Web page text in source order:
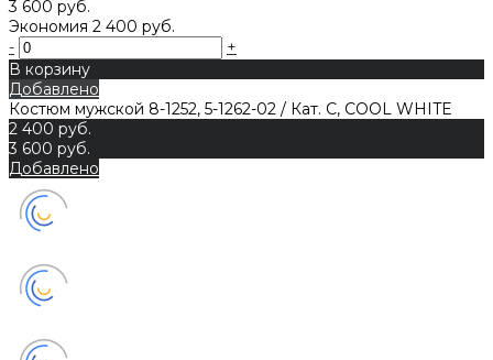
3 600 руб.
Экономия 2 400 руб.
-
+
В корзину
Добавлено
Костюм мужской 8-1252, 5-1262-02 / Кат. C, COOL WHITE
2 400 руб.
3 600 руб.
Добавлено